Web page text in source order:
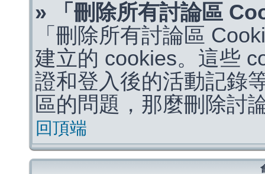
» 「刪除所有討論區
「刪除所有討論區
建立的 cookies。這些
證和登入後的活動記錄
區的問題，那麼刪除討
回頂端